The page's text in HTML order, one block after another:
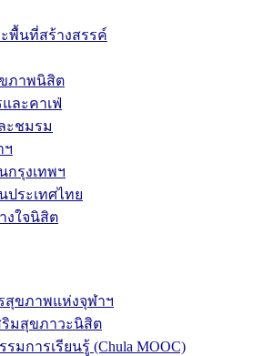
พื้นที่สร้างสรรค์
ภาพนิสิต
ละคาเฟ่
ะชมรม
ฯ
กรุงเทพฯ
ประเทศไทย
งใจนิสิต
สุขภาพแห่งจุฬาฯ
ริมสุขภาวะนิสิต
มการเรียนรู้ (Chula MOOC)